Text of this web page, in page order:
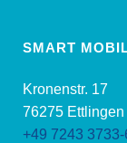
SMART
Kronenstr. 17
76275 Ettlingen
+49 7243